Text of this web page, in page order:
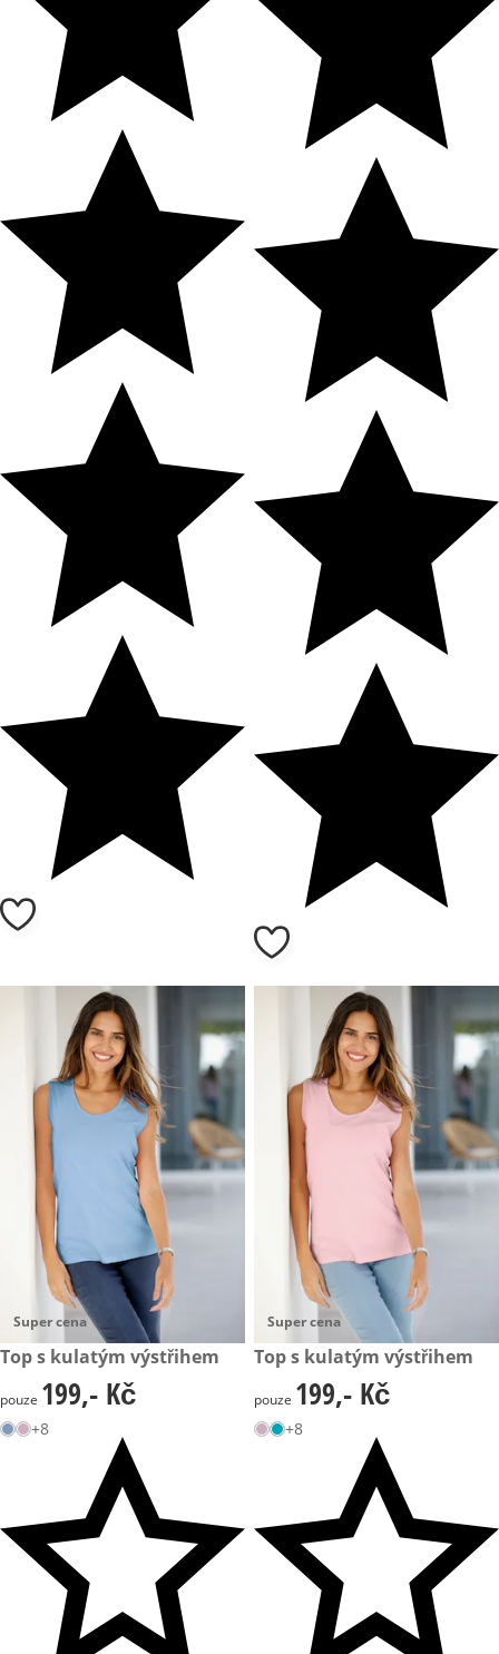
Super cena
199,- Kč
Top s kulatým výstřihem
199,- Kč
pouze 199,- Kč
+8
Super cena
199,- Kč
Top s kulatým výstřihem
199,- Kč
pouze 199,- Kč
+8